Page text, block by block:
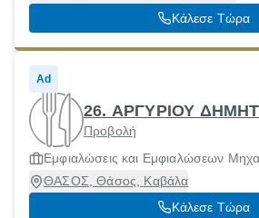
Κάλεσε Τώρα
Ad
26. ΑΡΓΥΡΙΟΥ
Προβολή
Εμφιαλώσεις και Εμφιαλώσεων
ΘΑΣΟΣ, Θάσος, Καβάλα
Κάλεσε Τώρα